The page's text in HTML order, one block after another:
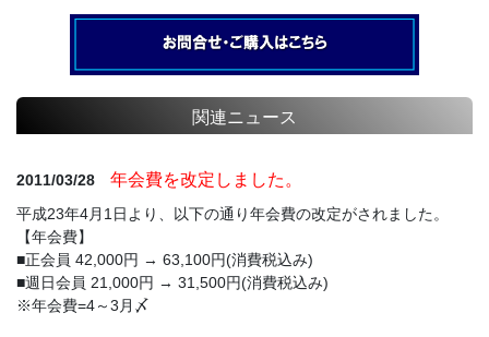
関連ニュース
2011/03/28 年会費を改定しました。
平成23年4月1日より、以下の通り年会費の改定がされました。
【年会費】
■正会員 42,000円 → 63,100円(消費税込み)
■週日会員 21,000円 → 31,500円(消費税込み)
※年会費=4～3月〆